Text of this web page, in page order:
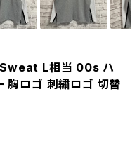
Sweat L相当 00s ハ
胸ロゴ 刺繍ロゴ 切替